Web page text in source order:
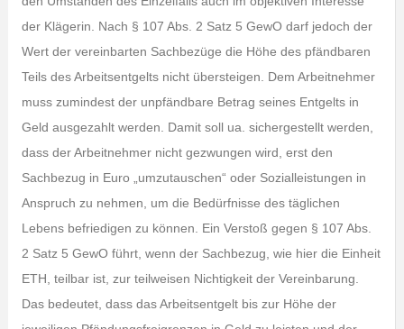
der Klägerin. Nach § 107 Abs. 2 Satz 5 GewO darf jedoch der
Wert der vereinbarten Sachbezüge die Höhe des pfändbaren
Teils des Arbeitsentgelts nicht übersteigen. Dem Arbeitnehmer
muss zumindest der unpfändbare Betrag seines Entgelts in
Geld ausgezahlt werden. Damit soll ua. sichergestellt werden,
dass der Arbeitnehmer nicht gezwungen wird, erst den
Sachbezug in Euro „umzutauschen“ oder Sozialleistungen in
Anspruch zu nehmen, um die Bedürfnisse des täglichen
Lebens befriedigen zu können. Ein Verstoß gegen § 107 Abs.
2 Satz 5 GewO führt, wenn der Sachbezug, wie hier die Einheit
ETH, teilbar ist, zur teilweisen Nichtigkeit der Vereinbarung.
Das bedeutet, dass das Arbeitsentgelt bis zur Höhe der